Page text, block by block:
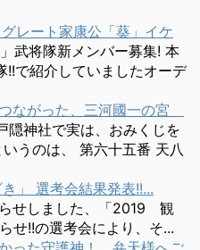
レート家康公「葵」イケ
武将隊新メンバー募集! 本
!!で紹介していましたオーデ
ながった、三河國一の宮
隠神社で実は、おみくじを
うのは、 第六十五番 天八
」 選考会結果発表!!...
せしました、「2019 観
せ!!の選考会により、そ...